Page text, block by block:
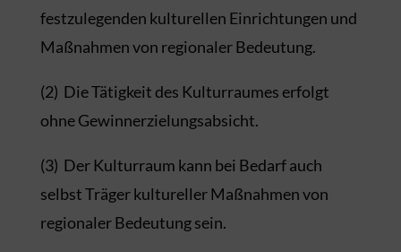
festzulegenden kulturellen Einrichtungen und
Maßnahmen von regionaler Bedeutung.
(2) Die Tätigkeit des Kulturraumes erfolgt
ohne Gewinnerzielungsabsicht.
(3) Der Kulturraum kann bei Bedarf auch
selbst Träger kultureller Maßnahmen von
regionaler Bedeutung sein.